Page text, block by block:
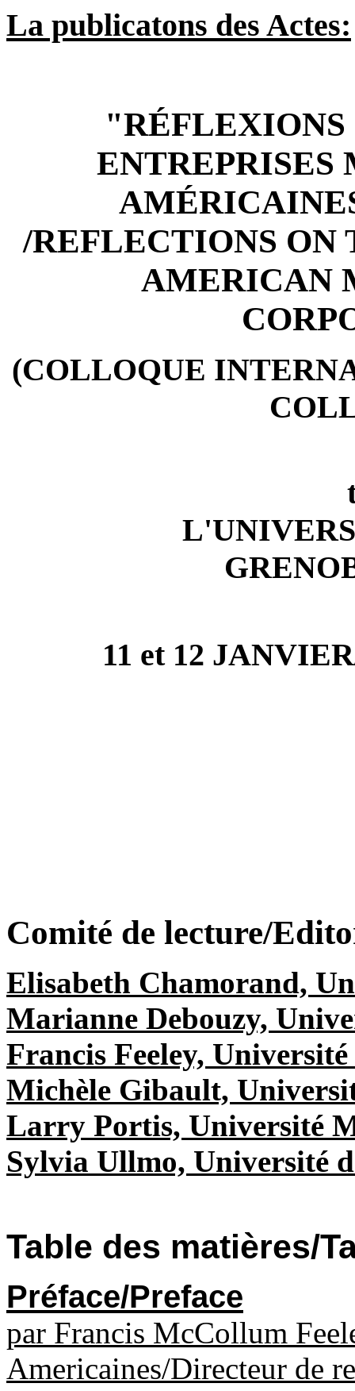
La publicatons des Actes:
"RÉFLEXIONS
/REFLECTIONS ON
AMERICAN
(COLLOQUE
11 et 12
Comité de lecture/
Elisabeth Chamorand,
Marianne Debouzy,
Francis Feeley,
Michèle Gibault,
Larry Portis, Université
Sylvia Ullmo, Université
Table des matières/
Préface/Preface
par Francis McCollum
Americaines/Directeur de